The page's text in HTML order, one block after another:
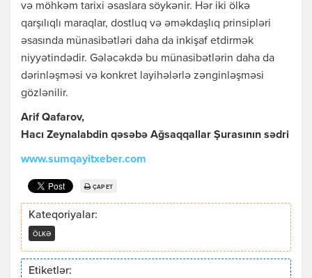
və möhkəm tarixi əsaslara söykənir. Hər iki ölkə
qarşılıqlı maraqlar, dostluq və əməkdaşlıq prinsipləri
əsasında münasibətləri daha da inkişaf etdirmək
niyyətindədir. Gələcəkdə bu münasibətlərin daha da
dərinləşməsi və konkret layihələrlə zənginləşməsi
gözlənilir.
Arif Qafarov,
Hacı Zeynalabdin qəsəbə Ağsaqqallar Şurasının sədri
www.sumqayitxeber.com
ÇAP ET
Kateqoriyalar:
ÖLKƏ
Etiketlər: